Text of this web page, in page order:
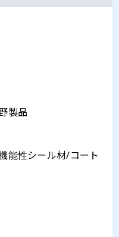
製品
能性シール材/コート